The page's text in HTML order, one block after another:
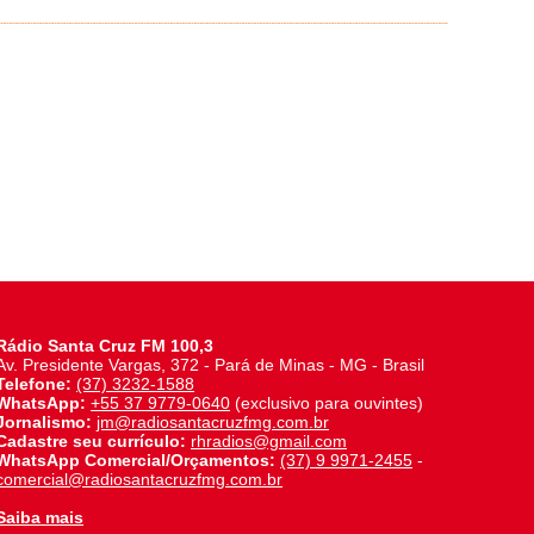
Santa Cruz FM 100,3
Presidente Vargas, 372 - Pará de Minas - MG - Brasil
(37) 3232-1588
+55 37 9779-0640 (exclusivo para ouvintes)
jm@radiosantacruzfmg.com.br
seu currículo: rhradios@gmail.com
Comercial/Orçamentos: (37) 9 9971-2455 -
mais